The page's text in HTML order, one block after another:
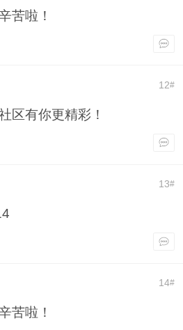
苦啦！
12#
区有你更精彩！
13#
14#
苦啦！